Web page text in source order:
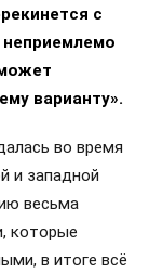
с
варианту».
во время
и западной
весьма
которые
в итоге всё